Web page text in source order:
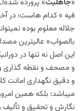
«جاهلیت» پرورده
فیه » کدام هاست؛ در
جلاله معلوم بوده
بالصواب» عالیترین
این اصل نه تنها در
و مصحف و نقطه گذاری
و دقیق نگهداری امانت
میباشد؛ بلکه همین
نگارش و تحقیق و